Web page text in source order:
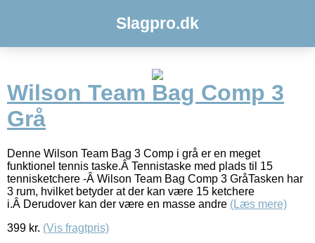
Slagpro.dk
Wilson Team Bag Comp 3
Grå
Denne Wilson Team Bag 3 Comp i grå er en meget
funktionel tennis taske.Â Tennistaske med plads til 15
tennisketchere -Â Wilson Team Bag Comp 3 GråTasken har
3 rum, hvilket betyder at der kan være 15 ketchere
i.Â Derudover kan der være en masse andre (Læs mere)
399 kr. (Vis fragtpris)